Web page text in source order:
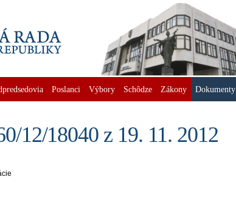
Poslanci Výbory Schôdze Zákony Dokumenty
12/18040 z 19. 11. 2012